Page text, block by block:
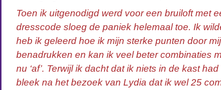
Toen ik uitgenodigd werd voor een bruiloft met
dresscode sloeg de paniek helemaal toe. Ik
heb ik geleerd hoe ik mijn sterke punten door
benadrukken en kan ik veel beter combinaties
nu ‘af’. Terwijl ik dacht dat ik niets in de kast
bleek na het bezoek van Lydia dat ik wel 25